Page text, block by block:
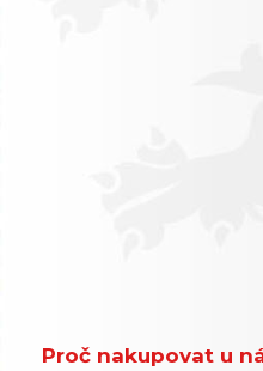
Proč nakupovat u